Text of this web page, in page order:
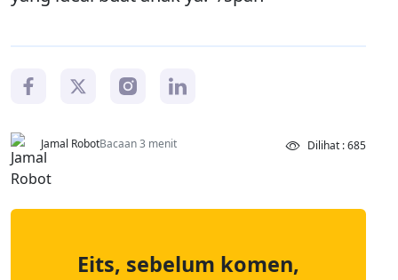
Jamal RobotBacaan 3 menit Dilihat : 685
Eits, sebelum komen,